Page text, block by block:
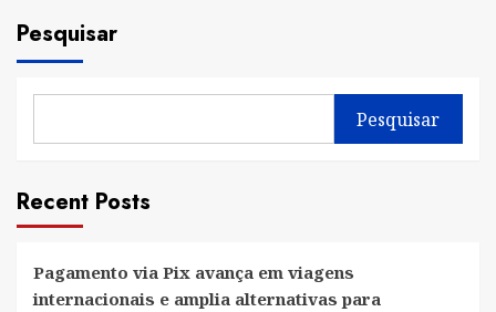
Pesquisar
Pesquisar
Recent Posts
Pagamento via Pix avança em viagens
internacionais e amplia alternativas para